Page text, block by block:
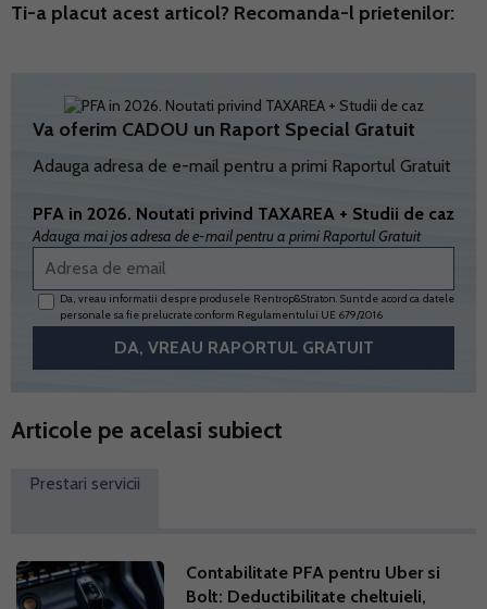
Ti-a placut acest articol? Recomanda-l prietenilor:
Va oferim CADOU un Raport Special Gratuit
Adauga adresa de e-mail pentru a primi Raportul Gratuit
PFA in 2026. Noutati privind TAXAREA + Studii de caz
Adauga mai jos adresa de e-mail pentru a primi Raportul Gratuit
Da, vreau informatii despre produsele Rentrop&Straton. Sunt de acord ca datele
personale sa fie prelucrate conform Regulamentului UE 679/2016
Articole pe acelasi subiect
Prestari servicii
Contabilitate PFA pentru Uber si
Bolt: Deductibilitate cheltuieli,